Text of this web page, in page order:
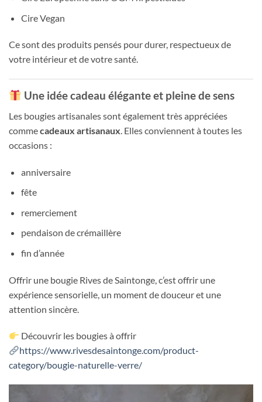
Cire Vegan
Ce sont des produits pensés pour durer, respectueux de
votre intérieur et de votre santé.
Une idée cadeau élégante et pleine de sens
Les bougies artisanales sont également très appréciées
commecadeaux artisanaux . Elles conviennent à toutes les
occasions :
anniversaire
fête
remerciement
pendaison de crémaillère
fin d’année
Offrir une bougie Rives de Saintonge, c’est offrir une
expérience sensorielle, un moment de douceur et une
attention sincère.
Découvrir les bougies à offrir
https://www.rivesdesaintonge.com/product-
category/bougie-naturelle-verre/